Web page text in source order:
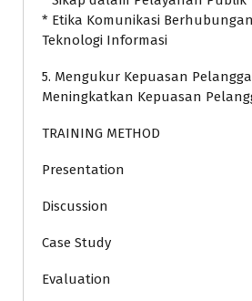
* Etika Komunikasi
Teknologi Informasi
5. Mengukur Kepuasan
Meningkatkan Kepuasan
TRAINING METHOD
Presentation
Discussion
Case Study
Evaluation